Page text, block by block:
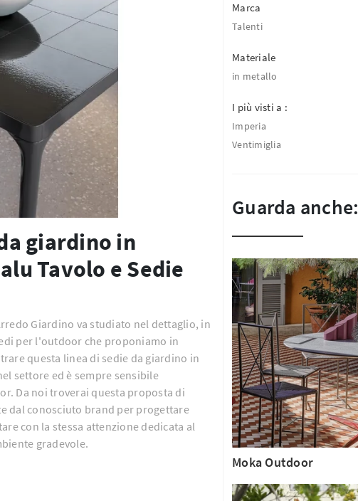
giardino in
Tavolo e Sedie
Giardino va studiato nel dettaglio, in
per l'outdoor che proponiamo in
questa linea di sedie da giardino in
settore ed è sempre sensibile
Da noi troverai questa proposta di
dal conosciuto brand per progettare
con la stessa attenzione dedicata al
gradevole.
Marca
Talenti
Materiale
in metallo
I più visti a :
Imperia
Ventimiglia
Guarda anche:
Moka Outdoor